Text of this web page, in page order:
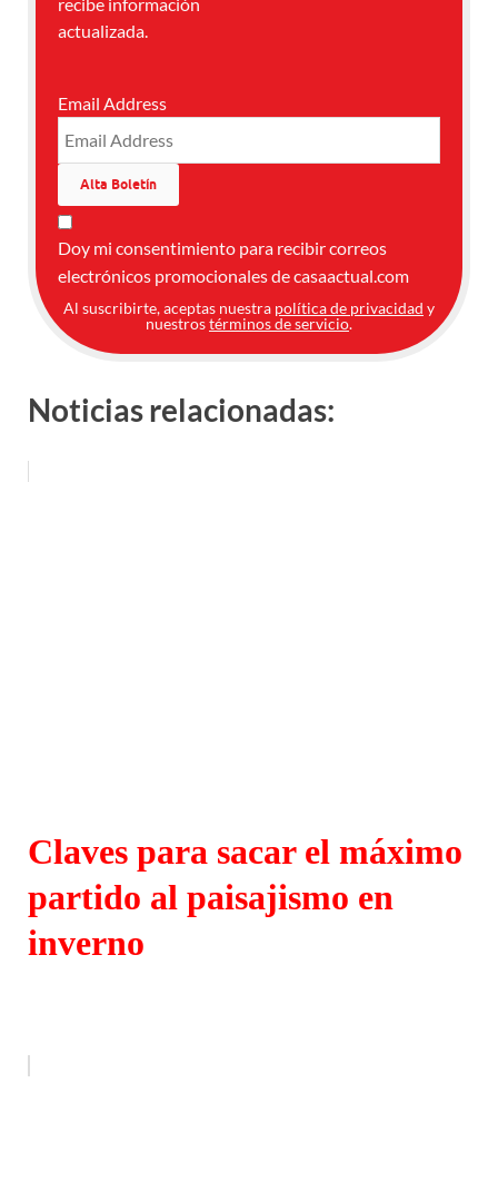
actualizada.
Email Address
Doy mi consentimiento para recibir correos
electrónicos promocionales de casaactual.com
Al suscribirte, aceptas nuestra política de privacidad y
nuestrostérminos de servicio.
Noticias relacionadas:
Claves para sacar el máximo
partido al paisajismo en
inverno